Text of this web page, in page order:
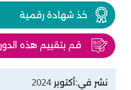
نشر في:أكتوبر 2024
خذ شهادة رقمية
قم بتقييم هذه الدورة